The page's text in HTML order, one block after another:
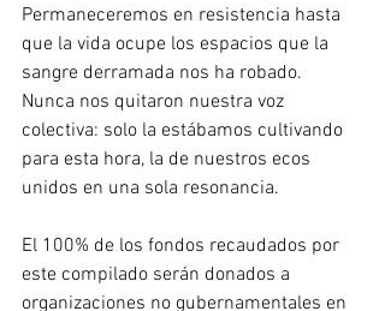
Permaneceremos en resistencia hasta
que la vida ocupe los espacios que la
sangre derramada nos ha robado.
Nunca nos quitaron nuestra voz
colectiva: solo la estábamos cultivando
para esta hora, la de nuestros ecos
unidos en una sola resonancia.
El 100% de los fondos recaudados por
este compilado serán donados a
organizaciones no gubernamentales en